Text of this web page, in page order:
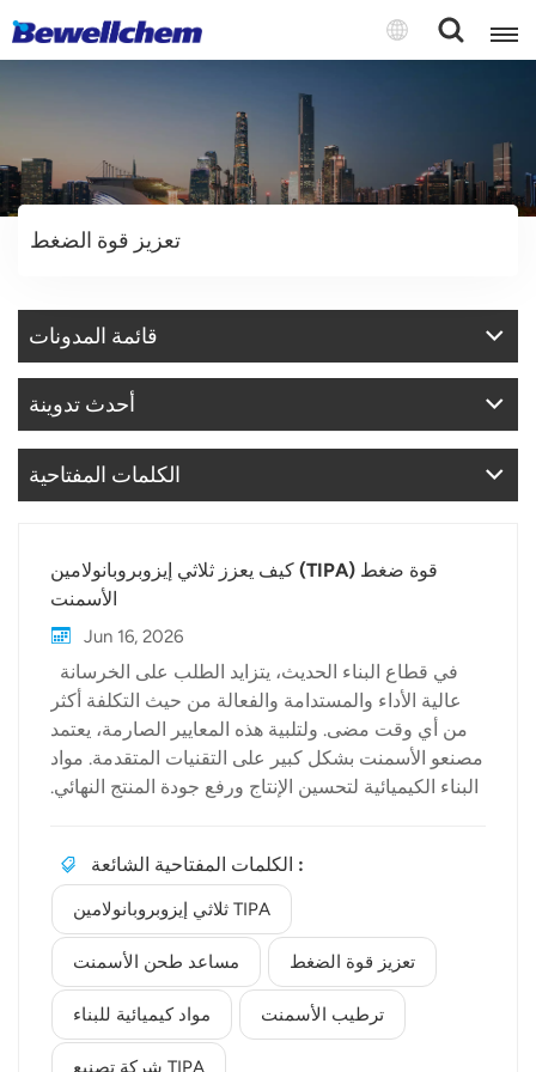
English
Русский
中文
Español
تعزيز قوة الضغط
قائمة المدونات
أحدث تدوينة
الكلمات المفتاحية
كيف يعزز ثلاثي إيزوبروبانولامين (TIPA) قوة ضغط
الأسمنت
Jun 16, 2026
عالية الأداء والمستدامة والفعالة من حيث التكلفة أكثر
من أي وقت مضى. ولتلبية هذه المعايير الصارمة، يعتمد
مصنعو الأسمنت بشكل كبير على التقنيات المتقدمة. مواد
البناء الكيميائية لتحسين الإنتاج ورفع جودة المنتج النهائي.
كبير. في بيولكيم، شركة عالمية موثوقة شركة تصنيع
TIPAنحن متخصصون في توفير حلول كيميائية عالية
النقاء تدفع عجلة التقدم الصناعي. في هذه المقالة، نتعمق
في العلم الكامن وراء كيفية تحسين مادة TIPA لخصائص
الأسمنت وتعزيز قوته. الدور المزدوج: أداة مساعدة على
الطحن ومعزز للقوة أثناء عملية تصنيع الأسمنت، تستهلك
عملية طحن الكلنكر كمية هائلة من الطاقة. ويُستخدم
الكلمات المفتاحية الشائعة :
ثلاثي إيزوبروبانولامين TIPA
مساعد طحن الأسمنت تعزيز قوة الضغط
مواد كيميائية للبناء ترطيب الأسمنت
شركة تصنيع TIPA